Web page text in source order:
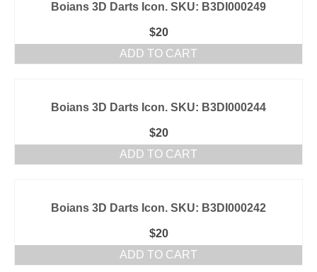
Boians 3D Darts Icon. SKU: B3DI000249
$20
ADD TO CART
Boians 3D Darts Icon. SKU: B3DI000244
$20
ADD TO CART
Boians 3D Darts Icon. SKU: B3DI000242
$20
ADD TO CART